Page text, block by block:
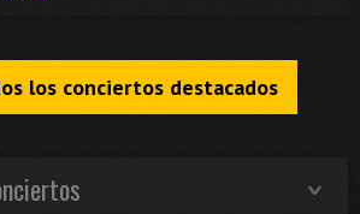
los conciertos destacados